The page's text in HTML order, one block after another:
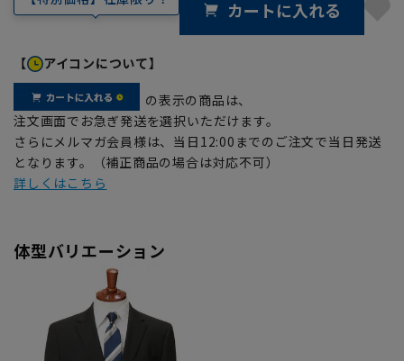
カートに入れる
【 アイコンについて】
の表示の商品は、
注文画面でお急ぎ発送を選択いただけます。
さらにメルマガ会員様は、当日12:00までのご注文で当日発送
となります。（補正商品の場合は対応不可）
詳しくはこちら
体型バリエーション